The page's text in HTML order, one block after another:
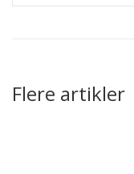
Flere artikler